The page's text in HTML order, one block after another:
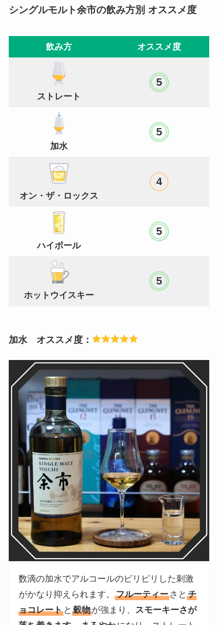
シングルモルト余市の飲み方別 オススメ度
飲み方 オススメ度
ストレート
5
加水
5
オン・ザ・ロックス
4
ハイボール
5
ホットウイスキー
5
加水 オススメ度：
数滴の加水でアルコールのピリピリした刺激
がかなり抑えられます。フルーティーさとチ
ョコレート と穀物が強まり、 スモーキーさが